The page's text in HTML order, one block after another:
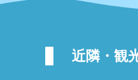
近隣・観